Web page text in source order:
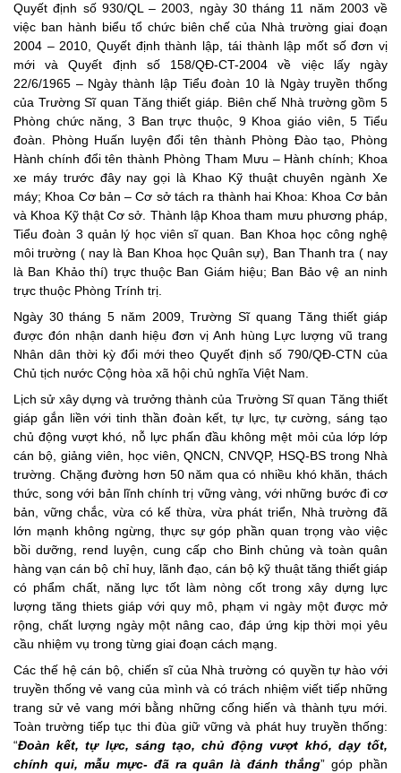
Quyết định số 930/QL – 2003, ngày 30 tháng 11 năm 2003 về
việc ban hành biểu tổ chức biên chế của Nhà trường giai đoạn
2004 – 2010, Quyết định thành lập, tái thành lập mốt số đơn vị
mới và Quyết định số 158/QĐ-CT-2004 về việc lấy ngày
22/6/1965 – Ngày thành lập Tiểu đoàn 10 là Ngày truyền thống
của Trường Sĩ quan Tăng thiết giáp. Biên chế Nhà trường gồm 5
Phòng chức năng, 3 Ban trực thuộc, 9 Khoa giáo viên, 5 Tiểu
đoàn. Phòng Huấn luyện đổi tên thành Phòng Đào tạo, Phòng
Hành chính đổi tên thành Phòng Tham Mưu – Hành chính; Khoa
xe máy trước đây nay gọi là Khao Kỹ thuật chuyên ngành Xe
máy; Khoa Cơ bản – Cơ sở tách ra thành hai Khoa: Khoa Cơ bản
và Khoa Kỹ thật Cơ sở. Thành lập Khoa tham mưu phương pháp,
Tiểu đoàn 3 quản lý học viên sĩ quan. Ban Khoa học công nghệ
môi trường ( nay là Ban Khoa học Quân sự), Ban Thanh tra ( nay
là Ban Khảo thí) trực thuộc Ban Giám hiệu; Ban Bảo vệ an ninh
trực thuộc Phòng Trính trị.
Ngày 30 tháng 5 năm 2009, Trường Sĩ quang Tăng thiết giáp
được đón nhận danh hiệu đơn vị Anh hùng Lực lượng vũ trang
Nhân dân thời kỳ đổi mới theo Quyết định số 790/QĐ-CTN của
Chủ tịch nước Cộng hòa xã hội chủ nghĩa Việt Nam.
Lịch sử xây dựng và trưởng thành của Trường Sĩ quan Tăng thiết
giáp gắn liền với tinh thần đoàn kết, tự lực, tự cường, sáng tạo
chủ động vượt khó, nỗ lực phấn đầu không mệt mỏi của lớp lớp
cán bộ, giảng viên, học viên, QNCN, CNVQP, HSQ-BS trong Nhà
trường. Chặng đường hơn 50 năm qua có nhiều khó khăn, thách
thức, song với bản lĩnh chính trị vững vàng, với những bước đi cơ
bản, vững chắc, vừa có kế thừa, vừa phát triển, Nhà trường đã
lớn mạnh không ngừng, thực sự góp phần quan trọng vào việc
bồi dưỡng, rend luyện, cung cấp cho Binh chủng và toàn quân
hàng vạn cán bộ chỉ huy, lãnh đạo, cán bộ kỹ thuật tăng thiết giáp
có phẩm chất, năng lực tốt làm nòng cốt trong xây dựng lực
lượng tăng thiets giáp với quy mô, phạm vi ngày một được mở
rộng, chất lượng ngày một nâng cao, đáp ứng kịp thời mọi yêu
cầu nhiệm vụ trong từng giai đoạn cách mạng.
Các thế hệ cán bộ, chiến sĩ của Nhà trường có quyền tự hào với
truyền thống vẻ vang của mình và có trách nhiệm viết tiếp những
trang sử vẻ vang mới bằng những cống hiến và thành tựu mới.
Toàn trường tiếp tục thi đùa giữ vững và phát huy truyền thống:
“Đoàn kết, tự lực, sáng tạo, chủ động vượt khó, dạy tốt,
chính qui, mẫu mực- đã ra quân là đánh thắng” góp phần